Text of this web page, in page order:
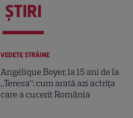
ŞTIRI
VEDETE STRĂINE
Angélique Boyer, la 15 ani de la
„Teresa”: cum arată azi actrița
care a cucerit România